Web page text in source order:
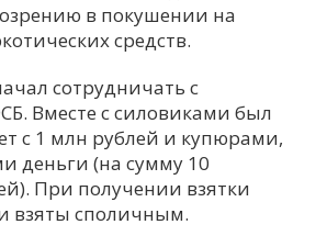
в покушении на
средств.
сотрудничать с
Вместе с силовиками был
с 1 млн рублей и купюрами,
деньги (на сумму 10
При получении взятки
взяты споличным.